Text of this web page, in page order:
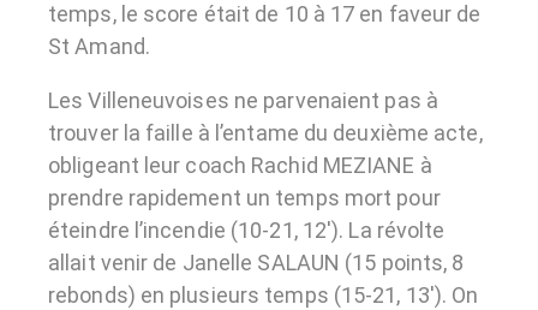
temps, le score était de 10 à 17 en faveur de
St Amand.
Les Villeneuvoises ne parvenaient pas à
trouver la faille à l’entame du deuxième acte,
obligeant leur coach Rachid MEZIANE à
prendre rapidement un temps mort pour
éteindre l’incendie (10-21, 12′). La révolte
allait venir de Janelle SALAUN (15 points, 8
rebonds) en plusieurs temps (15-21, 13′). On